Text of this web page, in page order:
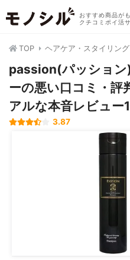
おすすめ商品が
クチコミポイ活
TOP ヘアケア・スタイリング
passion(パッショ
ーの悪い口コミ・評
アルな本音レビュー
3.87